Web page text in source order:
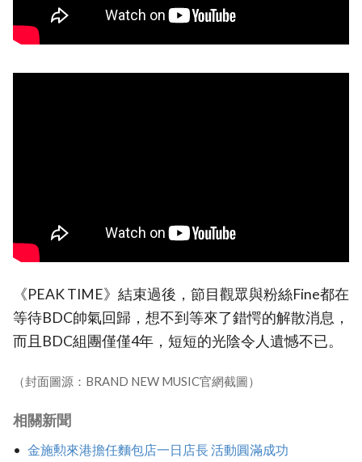
《PEAK TIME》結束過後，節目觀眾與粉絲Fine都在
等待BDC帥氣回歸，想不到等來了錯愕的解散消息，
而且BDC組團僅僅4年，短短的光陰令人遺憾不已。
（封面圖源：BRAND NEW MUSIC官網截圖）
相關新聞
金施勲來港擔任麵包店一日店長 活動圓滿成功